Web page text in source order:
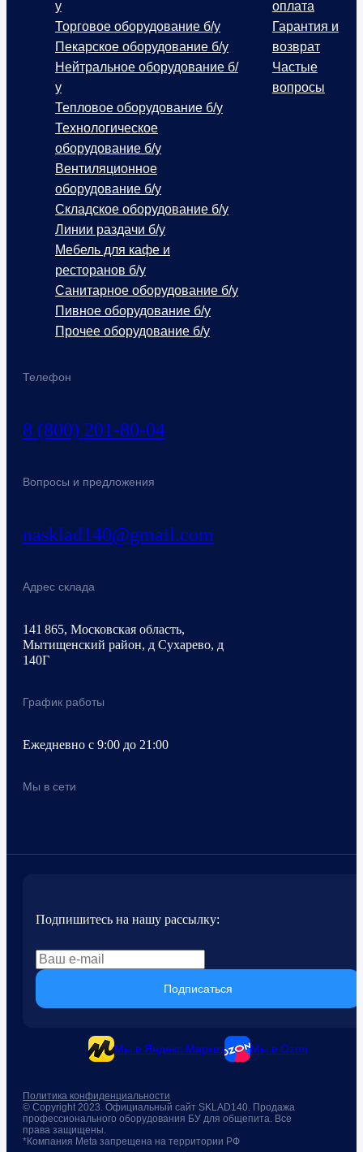
Телефон
8 (800) 201-80-04
Вопросы и предложения
nasklad140@gmail.com
Адрес склада
141 865, Московская область,
Мытищенский район, д Сухарево, д
140Г
График работы
Ежедневно с 9:00 до 21:00
Мы в сети
у
Торговое оборудование б/у
Пекарское оборудование б/у
Нейтральное оборудование б/
у
Тепловое оборудование б/у
Технологическое
оборудование б/у
Вентиляционное
оборудование б/у
Складское оборудование б/у
Линии раздачи б/у
Мебель для кафе и
ресторанов б/у
Санитарное оборудование б/у
Пивное оборудование б/у
Прочее оборудование б/у
оплата
Гарантия и
возврат
Частые
вопросы
Подпишитесь на нашу рассылку:
Подписаться
Мы в Яндекс.Маркет Мы в Ozon
© Copyright 2023. Официальный сайт SKLAD140. Продажа
профессионального оборудования БУ для общепита. Все
права защищены.
*Компания Meta запрещена на территории РФ
Политика конфиденциальности